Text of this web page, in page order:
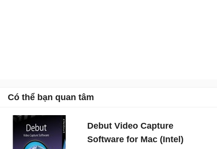
Có thể bạn quan tâm
Debut Video Capture
Software for Mac (Intel)